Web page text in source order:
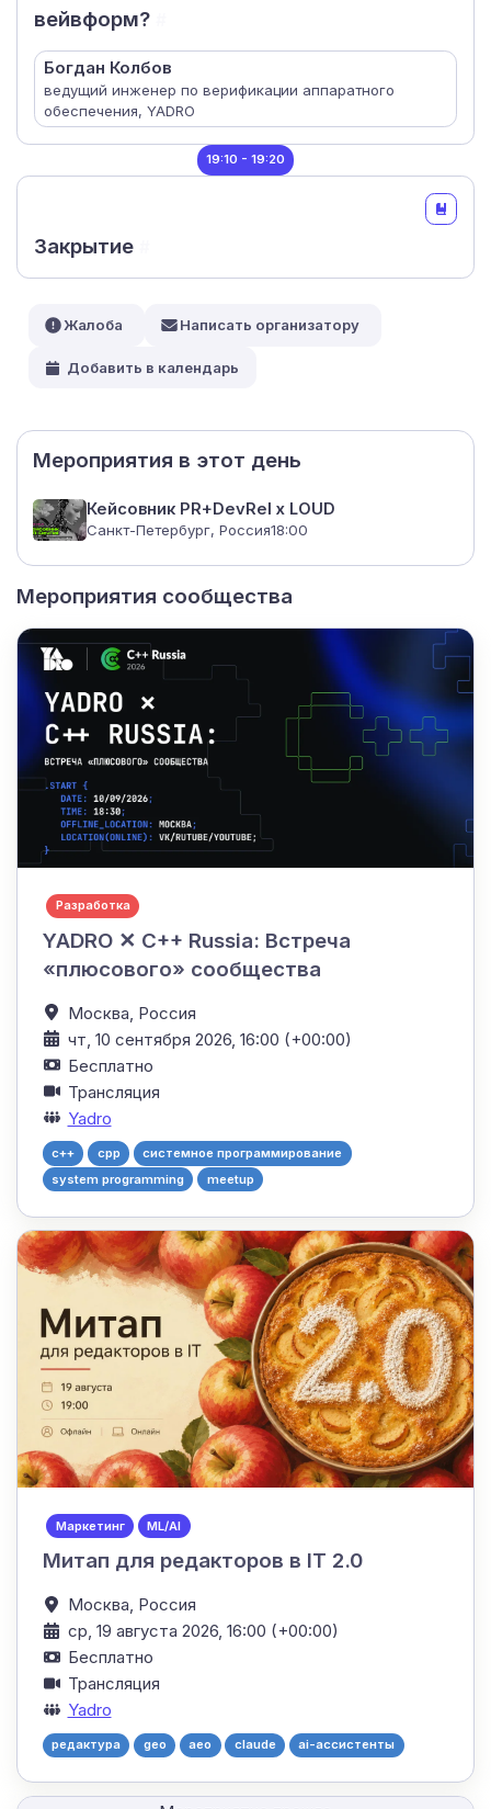
Мероприятия в этот день
Кейсовник PR+DevRel x LOUD
Санкт-Петербург, Россия18:00
вейвформ?
Богдан Колбов
ведущий инженер по верификации аппаратного
обеспечения, YADRO
19:10 - 19:20
Закрытие
Жалоба Написать организатору
Добавить в календарь
Мероприятия сообщества
Разработка
YADRO ✕ C++ Russia: Встреча
«плюсового» сообщества
Москва, Россия
чт, 10 сентября 2026, 16:00 (+00:00)
Бесплатно
Трансляция
Yadro
c++ cpp
системное программирование
system programming
meetup
Маркетинг ML/AI
Митап для редакторов в IT 2.0
Москва, Россия
ср, 19 августа 2026, 16:00 (+00:00)
Бесплатно
Трансляция
Yadro
редактура geo aeo claude ai-ассистенты